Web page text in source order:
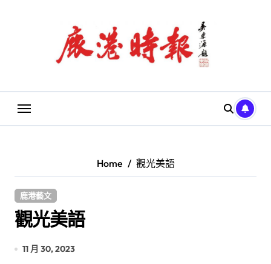
Home 觀光美語
鹿港藝文
觀光美語
11 月 30, 2023